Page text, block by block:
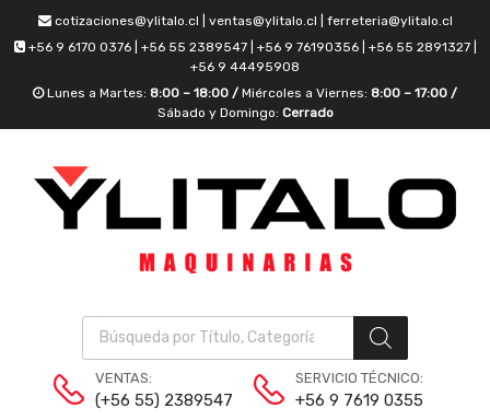
cotizaciones@ylitalo.cl | ventas@ylitalo.cl | ferreteria@ylitalo.cl
+56 9 6170 0376 | +56 55 2389547 | +56 9 76190356 | +56 55 2891327 |
+56 9 44495908
Lunes a Martes: 8:00 – 18:00 / Miércoles a Viernes: 8:00 – 17:00 /
Sábado y Domingo: Cerrado
VENTAS:
(+56 55) 2389547
SERVICIO TÉCNICO:
+56 9 7619 0355